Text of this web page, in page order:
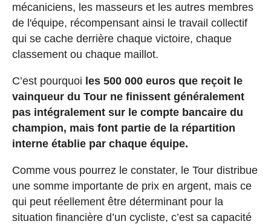
mécaniciens, les masseurs et les autres membres
de l'équipe, récompensant ainsi le travail collectif
qui se cache derrière chaque victoire, chaque
classement ou chaque maillot.
C’est pourquoi les 500 000 euros que reçoit le
vainqueur du Tour ne finissent généralement
pas intégralement sur le compte bancaire du
champion, mais font partie de la répartition
interne établie par chaque équipe.
Comme vous pourrez le constater, le Tour distribue
une somme importante de prix en argent, mais ce
qui peut réellement être déterminant pour la
situation financière d’un cycliste, c’est sa capacité